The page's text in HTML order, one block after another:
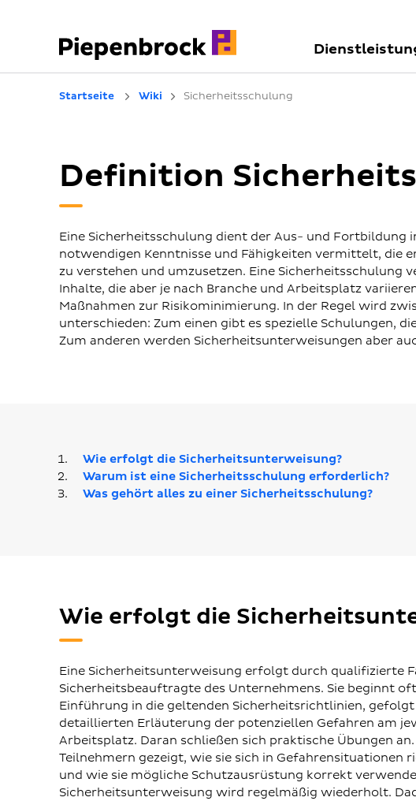
Startseite Wiki Sicherheitsschulung
Definition
Eine Sicherheitsschulung dient der Aus- und
notwendigen Kenntnisse und Fähigkeiten vermittelt, die
zu verstehen und umzusetzen. Eine
Inhalte, die aber je nach Branche und Arbeitsplatz
Maßnahmen zur Risikominimierung. In der Regel wird
unterschieden: Zum einen gibt es spezielle Schulungen,
Zum anderen werden Sicherheitsunterweisungen aber
Wie erfolgt die Sicherheitsunterweisung?
Warum ist eine Sicherheitsschulung erforderlich?
Was gehört alles zu einer Sicherheitsschulung?
Wie erfolgt die
Eine Sicherheitsunterweisung erfolgt durch qualifizierte
Sicherheitsbeauftragte des Unternehmens. Sie beginnt
Einführung in die geltenden Sicherheitsrichtlinien,
detaillierten Erläuterung der potenziellen Gefahren am
Arbeitsplatz. Daran schließen sich praktische Übungen
Teilnehmern gezeigt, wie sie sich in Gefahrensituationen
und wie sie mögliche Schutzausrüstung korrekt
Sicherheitsunterweisung wird regelmäßig wiederholt.